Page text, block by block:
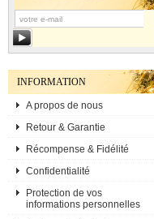
INFORMATION
A propos de nous
Retour & Garantie
Récompense & Fidélité
Confidentialité
Protection de vos
informations personnelles